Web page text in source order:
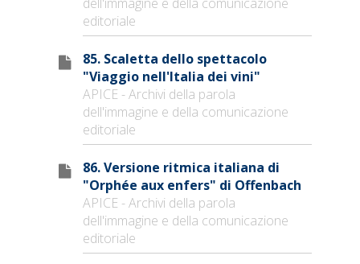
editoriale
85. Scaletta dello spettacolo
"Viaggio nell'Italia dei vini"
APICE - Archivi della parola
dell'immagine e della comunicazione
editoriale
86. Versione ritmica italiana di
"Orphée aux enfers" di Offenbach
APICE - Archivi della parola
dell'immagine e della comunicazione
editoriale